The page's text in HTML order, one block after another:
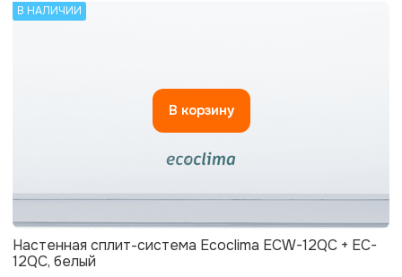
В НАЛИЧИИ
В корзину
Настенная сплит-система Ecoclima ECW-12QC + EC-
12QC, белый